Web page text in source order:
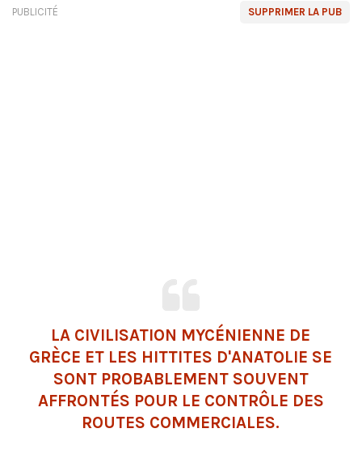
SUPPRIMER LA PUB
PUBLICITÉ
LA CIVILISATION MYCÉNIENNE DE
GRÈCE ET LES HITTITES D'ANATOLIE SE
SONT PROBABLEMENT SOUVENT
AFFRONTÉS POUR LE CONTRÔLE DES
ROUTES COMMERCIALES.